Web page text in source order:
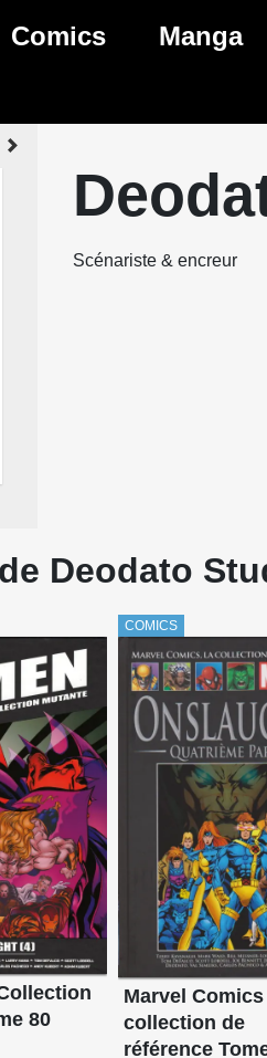
BD
sorties BD
Comics
Genres Comics
Manga
Genres
Scénariste & encreur
Deodato
80
COMICS
Marvel
collection de
référence